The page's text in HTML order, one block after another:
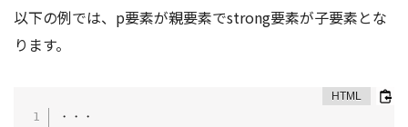
以下の例では、 p要素が親要素でstrong要素が子要素とな
ります。
・・・